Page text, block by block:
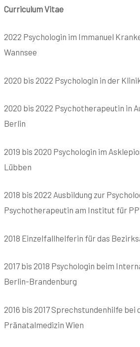
Curriculum Vitae
2022 Psychologin im Immanuel
Wannsee
2020 bis 2022 Psychologin in der
2020 bis 2022 Psychotherapeutin in
Berlin
2019 bis 2020 Psychologin im
Lübben
2018 bis 2022 Ausbildung zur
Psychotherapeutin am Institut für
2018 Einzelfallhelferin für das
2017 bis 2018 Psychologin beim
Berlin-Brandenburg
2016 bis 2017 Sprechstundenhilfe bei
Pränatalmedizin Wien